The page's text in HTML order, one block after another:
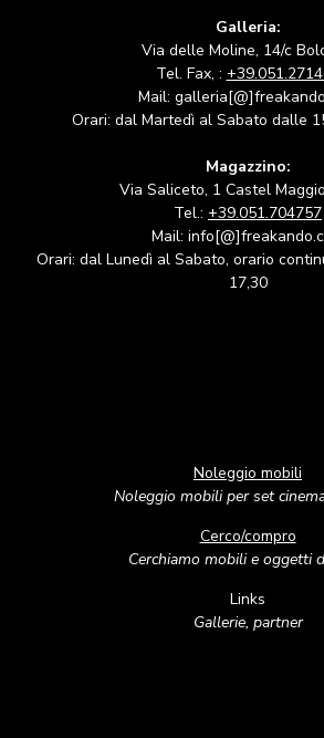
Galleria:
Via delle Moline, 14/c
Tel. Fax, :
Mail:
Orari: dal Martedì al Sabato dalle
Magazzino:
Via Saliceto, 1 Castel
Tel.: +39.051.704757
Mail:
Orari: dal Lunedì al Sabato, orario
17,30
Noleggio mobili
Noleggio mobili per set
Cerco/compro
Cerchiamo mobili e oggetti
Links
Gallerie, partner